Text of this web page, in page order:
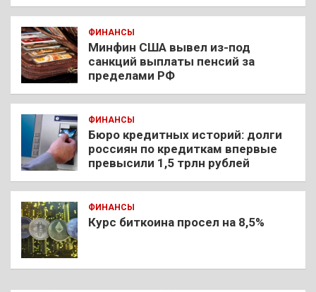
ФИНАНСЫ
Минфин США вывел из-под
санкций выплаты пенсий за
пределами РФ
ФИНАНСЫ
Бюро кредитных историй: долги
россиян по кредиткам впервые
превысили 1,5 трлн рублей
ФИНАНСЫ
Курс биткоина просел на 8,5%